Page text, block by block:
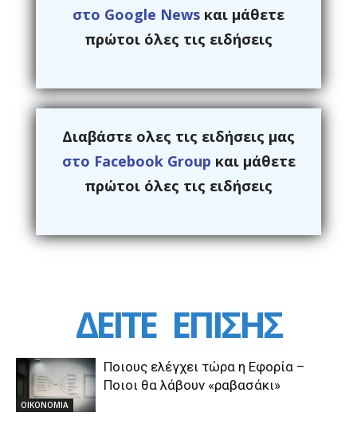
στο Google News και μάθετε
πρώτοι όλες τις ειδήσεις
Διαβάστε ολες τις ειδήσεις μας
στο Facebook Group και μάθετε
πρώτοι όλες τις ειδήσεις
ΔΕΙΤΕ ΕΠΙΣΗΣ
ΟΙΚΟΝΟΜΙΑ
Ποιους ελέγχει τώρα η Εφορία –
Ποιοι θα λάβουν «ραβασάκι»